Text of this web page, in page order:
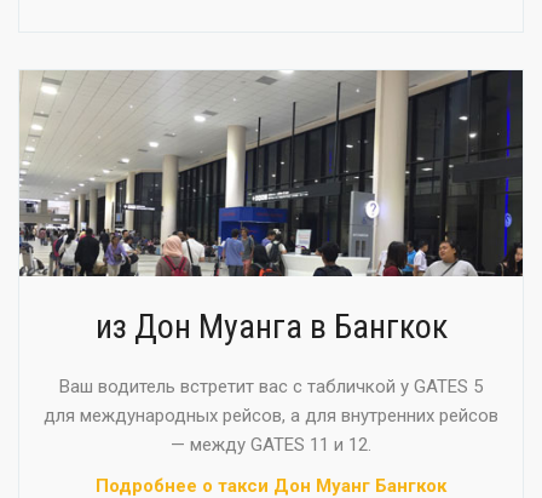
из Дон Муанга в Бангкок
Ваш водитель встретит вас с табличкой у GATES 5
для международных рейсов, а для внутренних рейсов
— между GATES 11 и 12.
Подробнее о такси Дон Муанг Бангкок